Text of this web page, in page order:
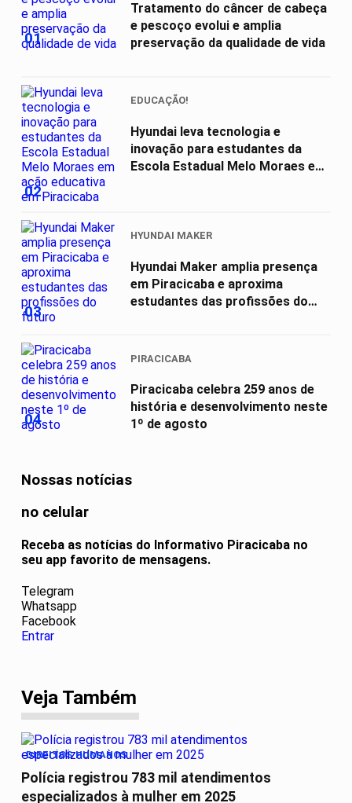
01
Tratamento do câncer de cabeça
e pescoço evolui e amplia
preservação da qualidade de vida
02
EDUCAÇÃO!
Hyundai leva tecnologia e
inovação para estudantes da
Escola Estadual Melo Moraes em
03
HYUNDAI MAKER
Hyundai Maker amplia presença
em Piracicaba e aproxima
estudantes das profissões do
04
PIRACICABA
Piracicaba celebra 259 anos de
história e desenvolvimento neste
1º de agosto
Nossas notícias
no celular
Receba as notícias do Informativo Piracicaba no
seu app favorito de mensagens.
Telegram
Whatsapp
Facebook
Entrar
Veja Também
DIREITOS HUMANOS
Polícia registrou 783 mil atendimentos
especializados à mulher em 2025